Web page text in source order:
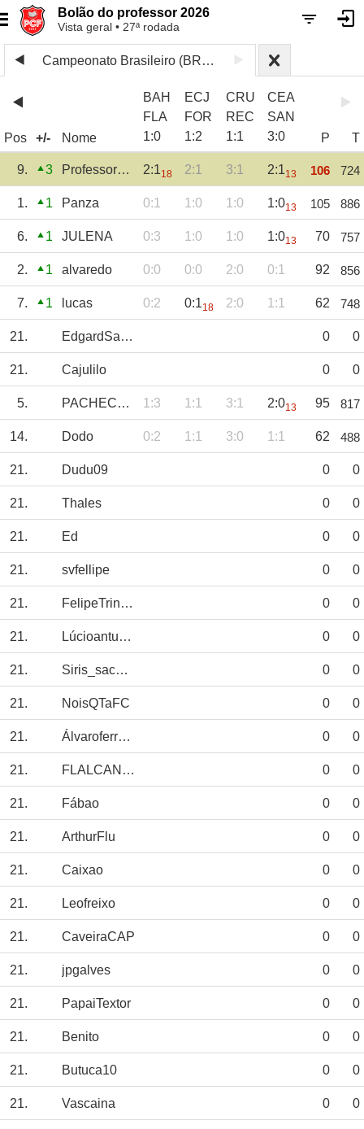
Bolão do professor 2026
Vista geral • 27ª rodada
Campeonato Brasileiro (BRA) 2025
Pos +/- Nome
BAH
FLA
1:0
ECJ
FOR
1:2
CRU
REC
1:1
CEA
SAN
3:0 P T
9. 3 Professor_CF 2:118 2:1 3:1 2:113 106 724
1. 1 Panza 0:1 1:0 1:0 1:013 105 886
6. 1 JULENA 0:3 1:0 1:0 1:013 70 757
2. 1 alvaredo 0:0 0:0 2:0 0:1 92 856
7. 1 lucas 0:2 0:118 2:0 1:1 62 748
21. EdgardSantos 0 0
21. Cajulilo 0 0
5. PACHECO12 1:3 1:1 3:1 2:013 95 817
14. Dodo 0:2 1:1 3:0 1:1 62 488
21. Dudu09 0 0
21. Thales 0 0
21. Ed 0 0
21. svfellipe 0 0
21. FelipeTrindade 0 0
21. Lúcioantunes 0 0
21. Siris_sacamp 0 0
21. NoisQTaFC 0 0
21. Álvaroferreira 0 0
21. FLALCANTARA 0 0
21. Fábao 0 0
21. ArthurFlu 0 0
21. Caixao 0 0
21. Leofreixo 0 0
21. CaveiraCAP 0 0
21. jpgalves 0 0
21. PapaiTextor 0 0
21. Benito 0 0
21. Butuca10 0 0
21. Vascaina 0 0